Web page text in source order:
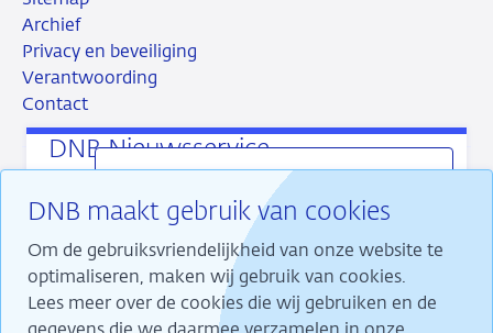
DNB Nieuwsservice
Onze laatste publicaties direct in uw mail
ontvangen? Dat kan met de DNB Nieuwsservice.
U kiest zelf welke publicaties u ontvangt en hoe
vaak.
DNB maakt gebruik van cookies
Om de gebruiksvriendelijkheid van onze website te
optimaliseren, maken wij gebruik van cookies.
Lees meer over de cookies die wij gebruiken en de
Archief
Privacy en beveiliging
Verantwoording
Contact
RSS InstagramLinkedin
X